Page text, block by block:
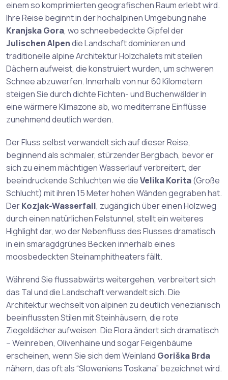
einem so komprimierten geografischen Raum erlebt wird.
Ihre Reise beginnt in der hochalpinen Umgebung nahe
Kranjska Gora, wo schneebedeckte Gipfel der
Julischen Alpendie Landschaft dominieren und
traditionelle alpine Architektur Holzchalets mit steilen
Dächern aufweist, die konstruiert wurden, um schweren
Schnee abzuwerfen. Innerhalb von nur 60 Kilometern
steigen Sie durch dichte Fichten- und Buchenwälder in
eine wärmere Klimazone ab, wo mediterrane Einflüsse
zunehmend deutlich werden.
Der Fluss selbst verwandelt sich auf dieser Reise,
beginnend als schmaler, stürzender Bergbach, bevor er
sich zu einem mächtigen Wasserlauf verbreitert, der
beeindruckende Schluchten wie dieVelika Korita(Große
Schlucht) mit ihren 15 Meter hohen Wänden gegraben hat.
DerKozjak-Wasserfall, zugänglich über einen Holzweg
durch einen natürlichen Felstunnel, stellt ein weiteres
Highlight dar, wo der Nebenfluss des Flusses dramatisch
in ein smaragdgrünes Becken innerhalb eines
moosbedeckten Steinamphitheaters fällt.
Während Sie flussabwärts weitergehen, verbreitert sich
das Tal und die Landschaft verwandelt sich. Die
Architektur wechselt von alpinen zu deutlich venezianisch
beeinflussten Stilen mit Steinhäusern, die rote
Ziegeldächer aufweisen. Die Flora ändert sich dramatisch
– Weinreben, Olivenhaine und sogar Feigenbäume
erscheinen, wenn Sie sich dem Weinland Goriška Brda
nähern, das oft als “Sloweniens Toskana” bezeichnet wird.